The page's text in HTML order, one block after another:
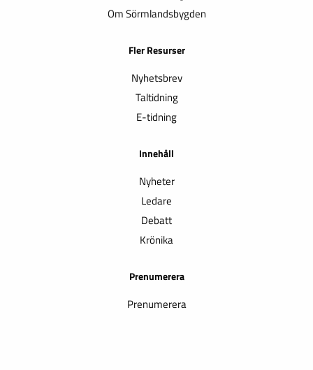
Om Sörmlandsbygden
Fler Resurser
Nyhetsbrev
Taltidning
E-tidning
Innehåll
Nyheter
Ledare
Debatt
Krönika
Prenumerera
Prenumerera